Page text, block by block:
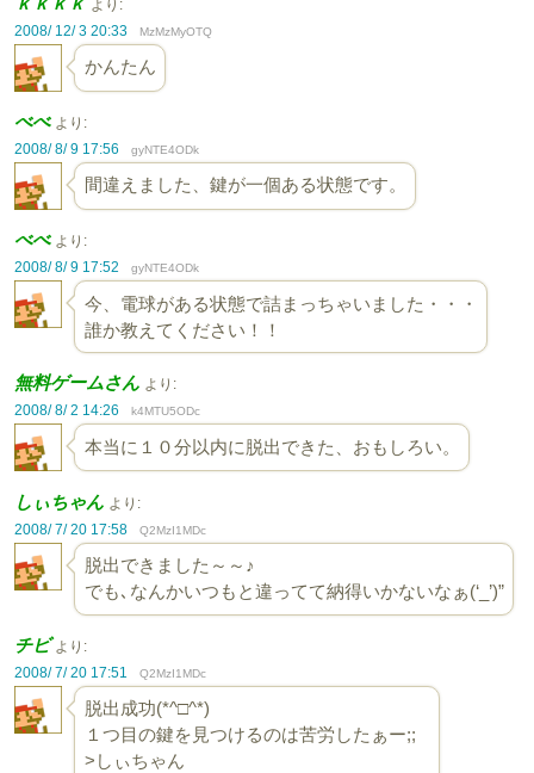
より:
2008/ 12/ 3 20:33
MzMzMyOTQ
かんたん
べべ より:
2008/ 8/ 9 17:56
gyNTE4ODk
間違えました、鍵が一個ある状態です。
べべ より:
2008/ 8/ 9 17:52
gyNTE4ODk
今、電球がある状態で詰まっちゃいました・・・
誰か教えてください！！
無料ゲームさん より:
2008/ 8/ 2 14:26
k4MTU5ODc
本当に１０分以内に脱出できた、おもしろい。
しぃちゃん より:
2008/ 7/ 20 17:58
Q2MzI1MDc
脱出できました～～♪
でも､なんかいつもと違ってて納得いかないなぁ(‘_’)”
チビ より:
2008/ 7/ 20 17:51
Q2MzI1MDc
脱出成功(*^□^*)
１つ目の鍵を見つけるのは苦労したぁー;;
>しぃちゃん